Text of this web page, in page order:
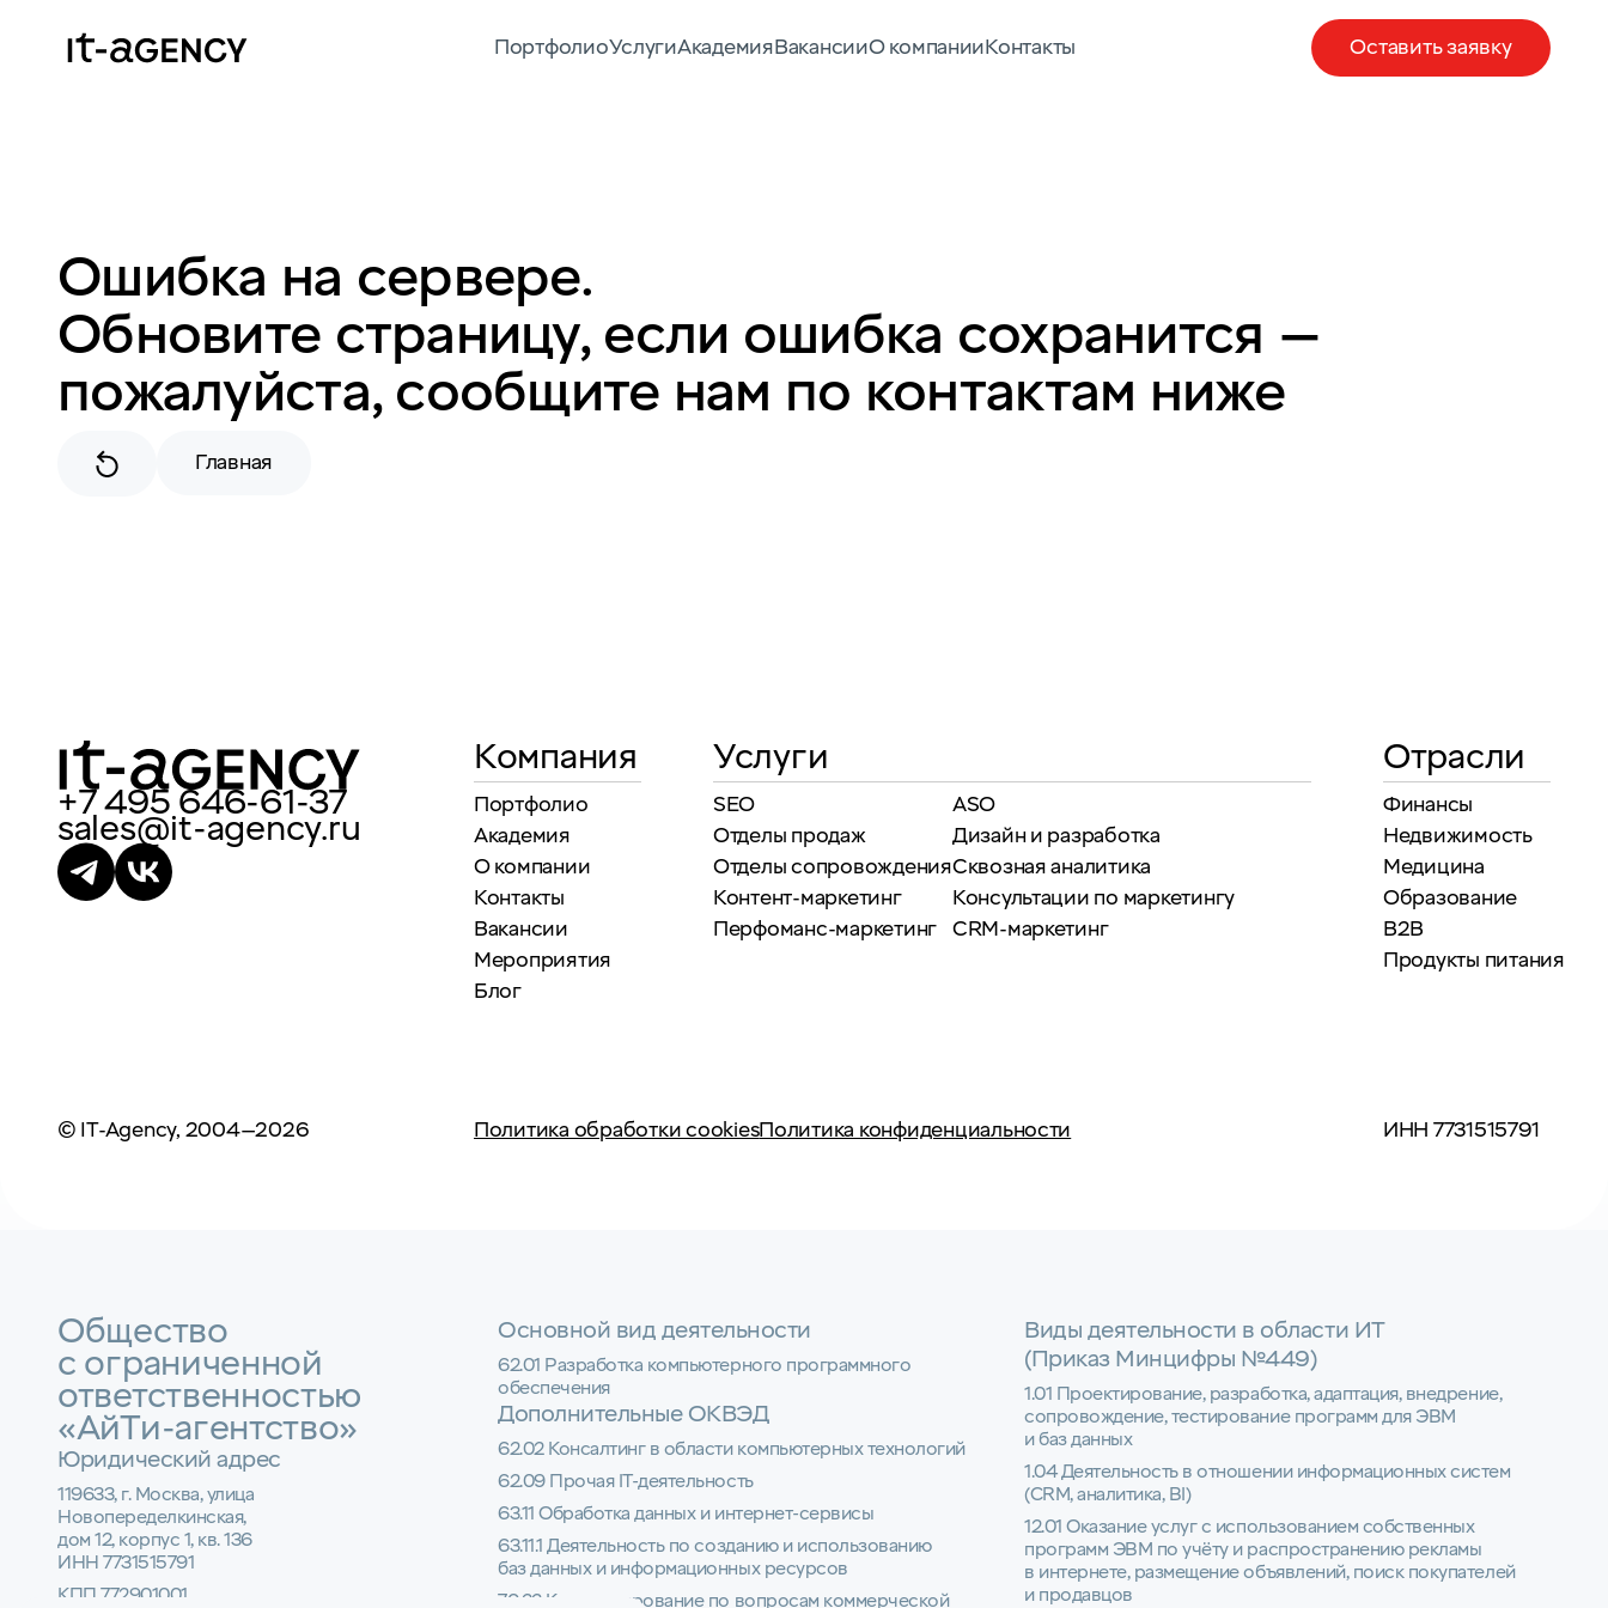
ПортфолиоУслугиАкадемияВакансииО компанииКонтакты Оставить заявку
Ошибка на сервере.
Обновите страницу, если ошибка сохранится —
пожалуйста, сообщите нам по контактам ниже
Главная
+7 495 646-61-37
sales@it-agency.ru
Компания
Портфолио
Академия
О компании
Контакты
Вакансии
Мероприятия
Блог
Услуги
SEO
Отделы продаж
Отделы сопровождения
Контент-маркетинг
Перфоманс-маркетинг
ASO
Дизайн и разработка
Сквозная аналитика
Консультации по маркетингу
CRM-маркетинг
Отрасли
Финансы
Недвижимость
Медицина
Образование
B2B
Продукты питания
© IT-Agency, 2004—2026 Политика обработки cookiesПолитика конфиденциальности ИНН 7731515791
Общество
с ограниченной
ответственностью
«АйТи-агентство»
Юридический адрес
119633, г. Москва, улица
Новопеределкинская,
дом 12, корпус 1, кв. 136
ИНН 7731515791
КПП 772901001
Основной вид деятельности
62.01 Разработка компьютерного программного
обеспечения
Дополнительные ОКВЭД
62.02 Консалтинг в области компьютерных технологий
62.09 Прочая IT-деятельность
63.11 Обработка данных и интернет-сервисы
63.11.1 Деятельность по созданию и использованию
баз данных и информационных ресурсов
70.22 Консультирование по вопросам коммерческой
Виды деятельности в области ИТ
(Приказ Минцифры №449)
1.01 Проектирование, разработка, адаптация, внедрение,
сопровождение, тестирование программ для ЭВМ
и баз данных
1.04 Деятельность в отношении информационных систем
(CRM, аналитика, BI)
12.01 Оказание услуг с использованием собственных
программ ЭВМ по учёту и распространению рекламы
в интернете, размещение объявлений, поиск покупателей
и продавцов